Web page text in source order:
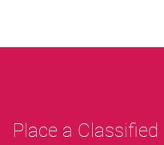
Place a Classified